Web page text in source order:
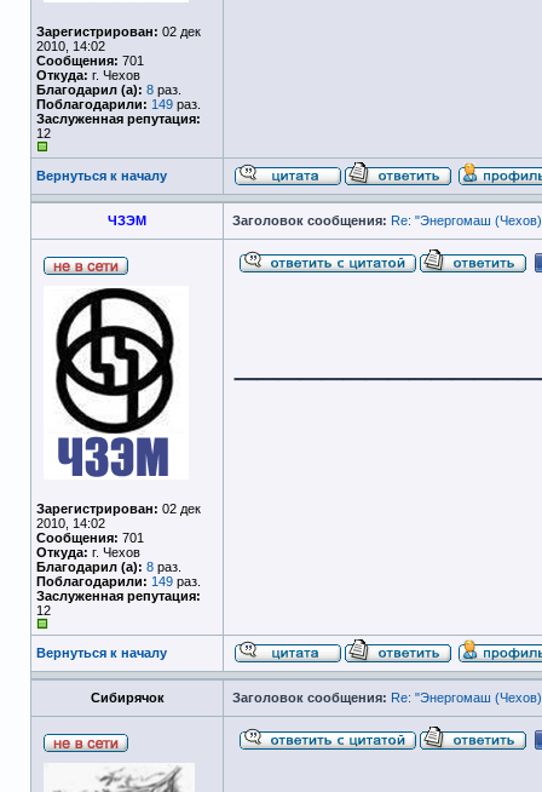
Зарегистрирован: 02 дек
2010, 14:02
Сообщения: 701
Откуда: г. Чехов
Благодарил (а): 8 раз.
Поблагодарили: 149 раз.
Заслуженная репутация:
12
Вернуться к началу
ЧЗЭМ Заголовок сообщения: Re: "Энергомаш
Зарегистрирован: 02 дек
2010, 14:02
Сообщения: 701
Откуда: г. Чехов
Благодарил (а): 8 раз.
Поблагодарили: 149 раз.
Заслуженная репутация:
12
Вернуться к началу
Сибирячок Заголовок сообщения: Re: "Энергомаш